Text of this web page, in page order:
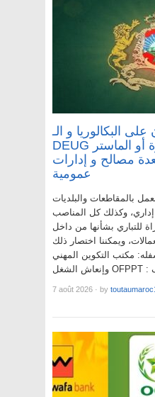
البكالوريا و الـ
DEUG و الدبلوم و الإجازة أو الماستر
1.800 بعدة مصالح و إدارات
عمومية
بالمقاطعات والبلديات
إداري، وكذلك كل المناصب
للتباري بشأنها من داخل
ويمكننا اختصار ذلك
مكتب التكوين المهني
7 août 2026 · by